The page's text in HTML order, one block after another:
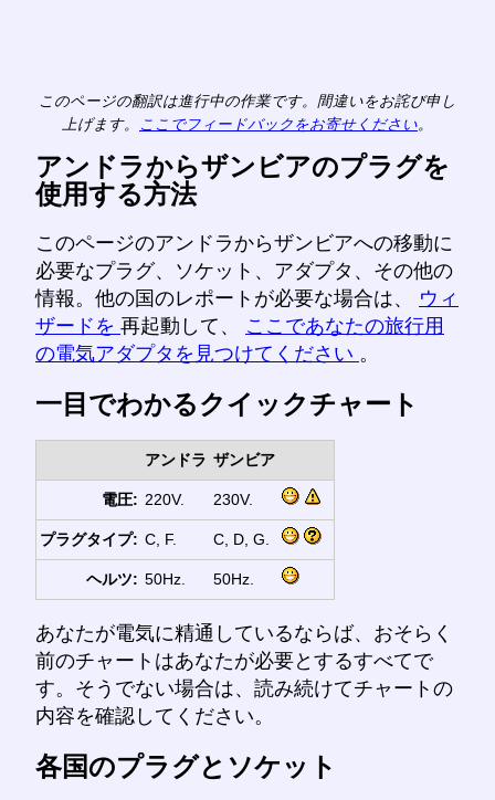
このページの翻訳は進行中の作業です。間違いをお詫び申し
上げます。
ここでフィードバックをお寄せください。
アンドラからザンビアのプラグを
使用する方法
このページのアンドラからザンビアへの移動に
必要なプラグ、ソケット、アダプタ、その他の
情報。他の国のレポートが必要な場合は、 ウィ
ザードを 再起動して、 ここであなたの旅行用
の電気アダプタを見つけてください 。
一目でわかるクイックチャート
アンドラ ザンビア
電圧: 220V. 230V.
プラグタイプ: C, F. C, D, G.
ヘルツ: 50Hz. 50Hz.
あなたが電気に精通しているならば、おそらく
前のチャートはあなたが必要とするすべてで
す。そうでない場合は、読み続けてチャートの
内容を確認してください。
各国のプラグとソケット